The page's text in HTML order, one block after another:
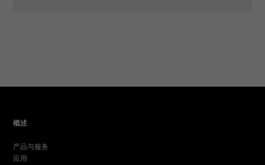
概述
产品与服务
应用